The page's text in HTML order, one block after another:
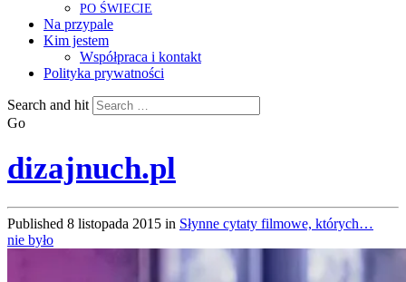
PO ŚWIECIE
Na przypale
Kim jestem
Współpraca i kontakt
Polityka prywatności
Search and hit
Go
dizajnuch.pl
Published 8 listopada 2015 in Słynne cytaty filmowe, których…
nie było